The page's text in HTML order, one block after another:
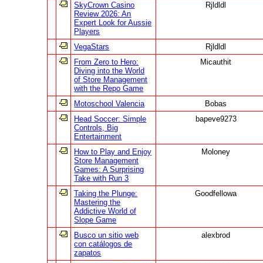
SkyCrown Casino
Review 2026: An
Expert Look for Aussie
Players
Rjldldl
VegaStars
Rjldldl
From Zero to Hero:
Diving into the World
of Store Management
with the Repo Game
Micauthit
Motoschool Valencia
Bobas
Head Soccer: Simple
Controls, Big
Entertainment
bapeve9273
How to Play and Enjoy
Store Management
Games: A Surprising
Take with Run 3
Moloney
Taking the Plunge:
Mastering the
Addictive World of
Slope Game
Goodfellowa
Busco un sitio web
con catálogos de
zapatos
alexbrod